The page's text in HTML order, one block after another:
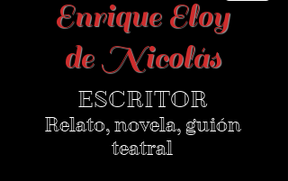
Enrique Eloy
de Nicolás
ESCRITOR
Relato, novela, guión
teatral